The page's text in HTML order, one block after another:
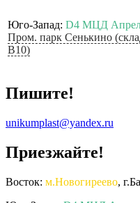
Юго-Запад: D4 МЦД
Пром. парк Сенькино
B10)
Пишите!
unikumplast@yandex.ru
Приезжайте!
Восток: м.Новогиреево,